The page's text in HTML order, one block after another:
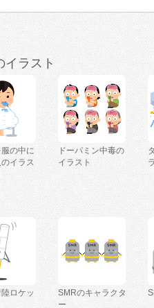
イラスト
の中に
イラス
ドーパミン中毒の
イラスト
ロケッ
SMRのキャラクタ
ー